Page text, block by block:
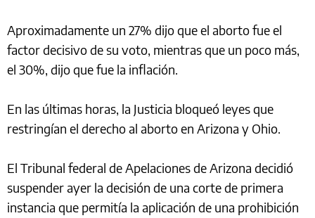
Aproximadamente un 27% dijo que el aborto fue el
factor decisivo de su voto, mientras que un poco más,
el 30%, dijo que fue la inflación.
En las últimas horas, la Justicia bloqueó leyes que
restringían el derecho al aborto en Arizona y Ohio.
El Tribunal federal de Apelaciones de Arizona decidió
suspender ayer la decisión de una corte de primera
instancia que permitía la aplicación de una prohibición